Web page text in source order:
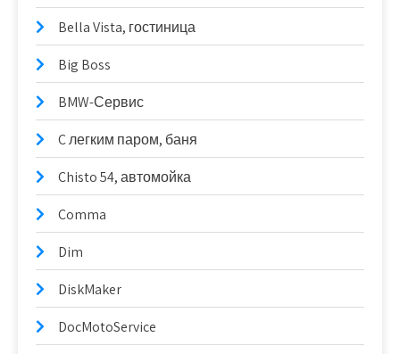
Bella Vista, гостиница
Big Boss
BMW-Сервис
C легким паром, баня
Chisto 54, автомойка
Comma
Dim
DiskMaker
DocMotoService